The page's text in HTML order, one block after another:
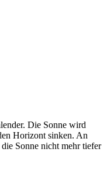
Die Sonne wird
Horizont sinken. An
Sonne nicht mehr tiefer